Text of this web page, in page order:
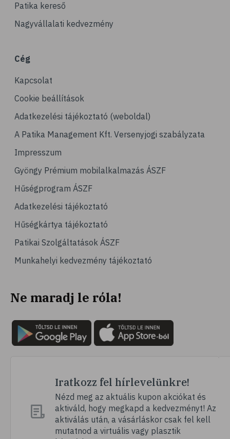
# porckopás
# csonttörés
# mozgásszervi problémák
# köszvény
# ínhüvelygyulladás
# tél
# vérnyomásmérés
# kardiológia
# kardiovaszkuláris betegségek
# szív- és érrendszer
# vérnyomás
# mozgás
# pszichológia
# hátfájás
# vérnyomáscsökkentés
# megfázás
# influenza
Patika kereső
Nagyvállalati kedvezmény
Cég
Kapcsolat
Cookie beállítások
Adatkezelési tájékoztató (weboldal)
A Patika Management Kft. Versenyjogi szabályzata
Impresszum
Gyöngy Prémium mobilalkalmazás ÁSZF
Hűségprogram ÁSZF
Adatkezelési tájékoztató
Hűségkártya tájékoztató
Patikai Szolgáltatások ÁSZF
Munkahelyi kedvezmény tájékoztató
Ne maradj le róla!
Iratkozz fel hírlevelünkre!
Nézd meg az aktuális kupon akciókat és
aktiváld, hogy megkapd a kedvezményt! Az
aktiválás után, a vásárláskor csak fel kell
mutatnod a virtuális vagy plasztik